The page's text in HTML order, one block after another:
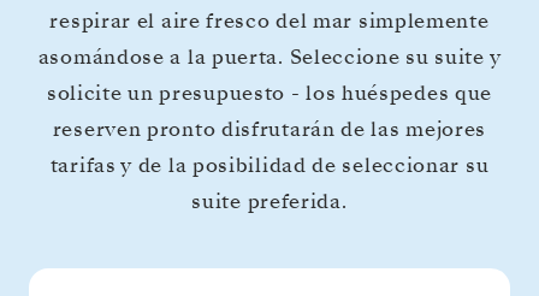
respirar el aire fresco del mar simplemente
asomándose a la puerta. Seleccione su suite y
solicite un presupuesto - los huéspedes que
reserven pronto disfrutarán de las mejores
tarifas y de la posibilidad de seleccionar su
suite preferida.